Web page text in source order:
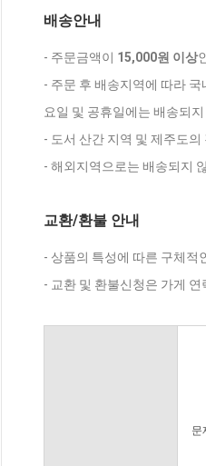
배송안내
- 주문금액이 15,000원 이상
- 주문 후 배송지역에 따라
요일 및 공휴일에는 배송되
- 도서 산간 지역 및 제주도
- 해외지역으로는 배송되지
교환/환불 안내
- 상품의 특성에 따른 구체적
- 교환 및 환불신청은 가게
문